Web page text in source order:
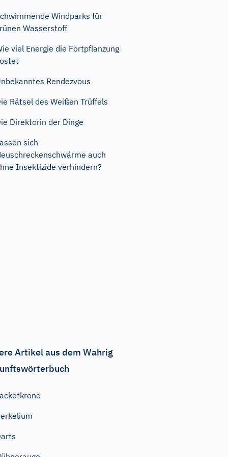
Windparks für
Wasserstoff
viel Energie die Fortpflanzung
Rendezvous
Rätsel des Weißen Trüffels
Direktorin der Dinge
sich
auch
Insektizide verhindern?
Artikel aus dem Wahrig